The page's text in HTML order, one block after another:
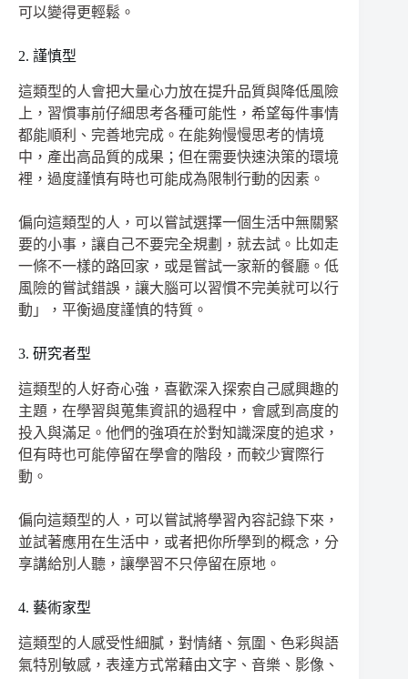
可以變得更輕鬆。
2. 謹慎型
這類型的人會把大量心力放在提升品質與降低風險
上，習慣事前仔細思考各種可能性，希望每件事情
都能順利、完善地完成。在能夠慢慢思考的情境
中，產出高品質的成果；但在需要快速決策的環境
裡，過度謹慎有時也可能成為限制行動的因素。
偏向這類型的人，可以嘗試選擇一個生活中無關緊
要的小事，讓自己不要完全規劃，就去試。比如走
一條不一樣的路回家，或是嘗試一家新的餐廳。低
風險的嘗試錯誤，讓大腦可以習慣不完美就可以行
動」，平衡過度謹慎的特質。
3. 研究者型
這類型的人好奇心強，喜歡深入探索自己感興趣的
主題，在學習與蒐集資訊的過程中，會感到高度的
投入與滿足。他們的強項在於對知識深度的追求，
但有時也可能停留在學會的階段，而較少實際行
動。
偏向這類型的人，可以嘗試將學習內容記錄下來，
並試著應用在生活中，或者把你所學到的概念，分
享講給別人聽，讓學習不只停留在原地。
4. 藝術家型
這類型的人感受性細膩，對情緒、氛圍、色彩與語
氣特別敏感，表達方式常藉由文字、音樂、影像、